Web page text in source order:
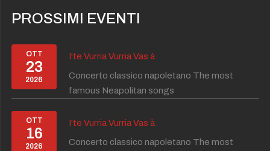
PROSSIMI EVENTI
OTT
23
2026
I'te Vurria Vurria Vas à
Concerto classico napoletano The most
famous Neapolitan songs
OTT
16
2026
I'te Vurria Vurria Vas à
Concerto classico napoletano The most